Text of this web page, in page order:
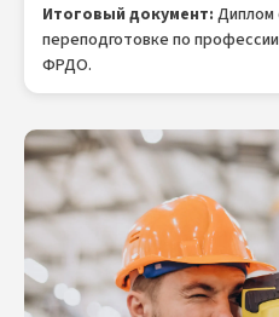
Итоговый документ: Диплом
переподготовке по
ФРДО.